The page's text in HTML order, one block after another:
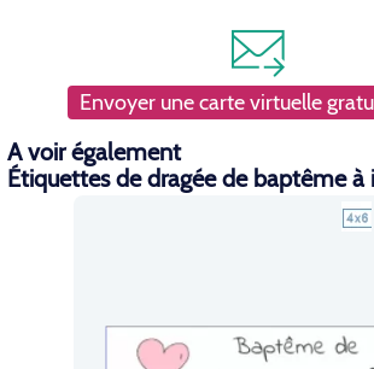
Envoyer une carte virtuelle
A voir également
Étiquettes de dragée de baptême